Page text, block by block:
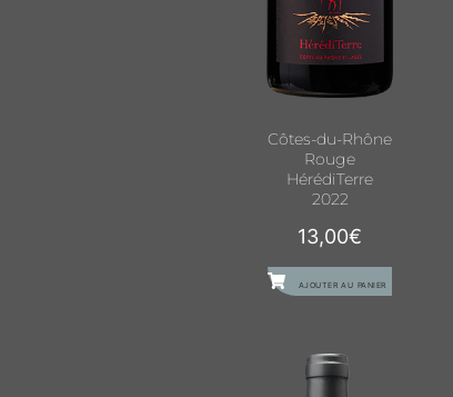
Côtes-du-Rhône
Rouge
HérédiTerre
2022
13,00€
AJOUTER AU PANIER